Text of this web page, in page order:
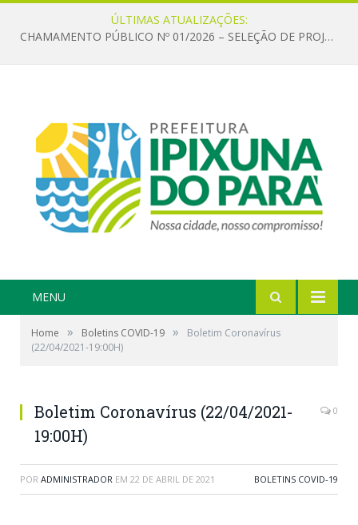
ÚLTIMAS ATUALIZAÇÕES:
CHAMAMENTO PÚBLICO Nº 01/2026 – SELEÇÃO DE PROJETOS PARA FIRMAR TERMO DE EXECUÇÃO CULTURAL COM RECURSOS DA POLÍTICA NACIONAL ALDIR BLANC DE FOMENTO À CULTURA – PNAB (LEI Nº 14.399/2022)
MENU
Home » Boletins COVID-19 »
Boletim Coronavírus
(22/04/2021-19:00H)
Boletim Coronavírus (22/04/2021-
19:00H)
0
POR ADMINISTRADOR EM 22 DE ABRIL DE 2021 BOLETINS COVID-19